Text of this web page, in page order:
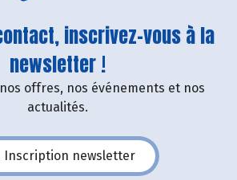
inscrivez-vous à la
newsletter !
offres, nos événements et nos
actualités.
Inscription newsletter